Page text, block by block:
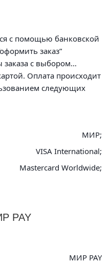
с помощью банковской
заказ”
заказа с выбором
Оплата происходит
следующих
МИР;
VISA International;
Mastercard Worldwide;
PAY
МИР PAY